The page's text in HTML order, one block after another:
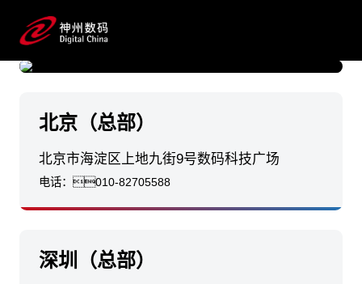
联系我们
深圳 抖圈数码国际创新中心
北京（总部）
北京市海淀区上地九街9号数码科技广场
电话：010-82705588
深圳（总部）